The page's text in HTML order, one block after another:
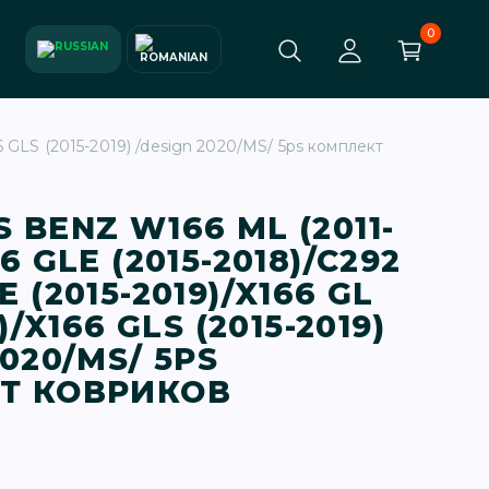
0
GLS (2015-2019) /design 2020/MS/ 5ps комплект
BENZ W166 ML (2011-
GLE (2015-2018)/C292
(2015-2019)/X166 GL
X166 GLS (2015-2019)
MS/ 5PS
КОВРИКОВ